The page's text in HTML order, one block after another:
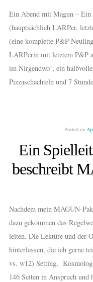
Ein Abend mit Magun –
(hauptsächlich LARPer,
(eine komplette P&P
LARPerin mit letztem P&P
im Nirgendwo‘, ein
Pizzaschachteln und 7
Posted on
Ein
beschreibt
Nachdem mein MAGUN-
dazu gekommen das
leiten. Die Lektüre und der
hinterlassen, die ich gerne
vs. w12) Setting,
146 Seiten in Anspruch